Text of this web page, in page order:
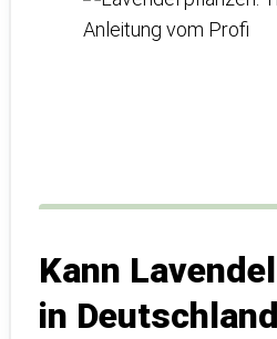
Kann
in Deutschland